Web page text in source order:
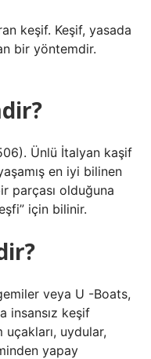
keşif. Keşif, yasada
bir yöntemdir.
Ünlü İtalyan kaşif
en iyi bilinen
parçası olduğuna
için bilinir.
veya U -Boats,
insansız keşif
uçakları, uydular,
yapay